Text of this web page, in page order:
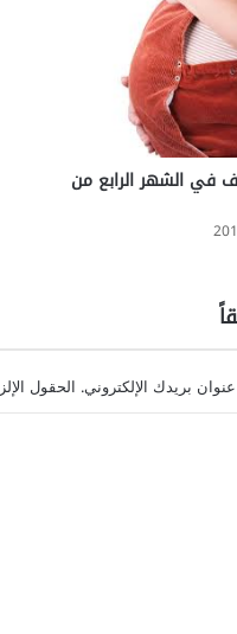
في الشهر الرابع من
بريدك الإلكتروني. الحقول